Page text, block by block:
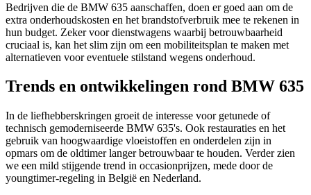
Bedrijven die de BMW 635 aanschaffen, doen er goed aan om de
extra onderhoudskosten en het brandstofverbruik mee te rekenen in
hun budget. Zeker voor dienstwagens waarbij betrouwbaarheid
cruciaal is, kan het slim zijn om een mobiliteitsplan te maken met
alternatieven voor eventuele stilstand wegens onderhoud.
Trends en ontwikkelingen rond BMW 635
In de liefhebberskringen groeit de interesse voor getunede of
technisch gemoderniseerde BMW 635's. Ook restauraties en het
gebruik van hoogwaardige vloeistoffen en onderdelen zijn in
opmars om de oldtimer langer betrouwbaar te houden. Verder zien
we een mild stijgende trend in occasionprijzen, mede door de
youngtimer-regeling in België en Nederland.